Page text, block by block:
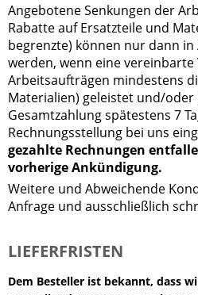
Angebotene Senkungen der
Rabatte auf Ersatzteile und
begrenzte) können nur dann
werden, wenn eine vereinbarte
Arbeitsaufträgen mindestens
Materialien) geleistet und/oder
Gesamtzahlung spätestens 7
Rechnungsstellung bei uns
gezahlte Rechnungen
vorherige Ankündigung.
Weitere und Abweichende
Anfrage und ausschließlich
LIEFERFRISTEN
Dem Besteller ist bekannt, dass